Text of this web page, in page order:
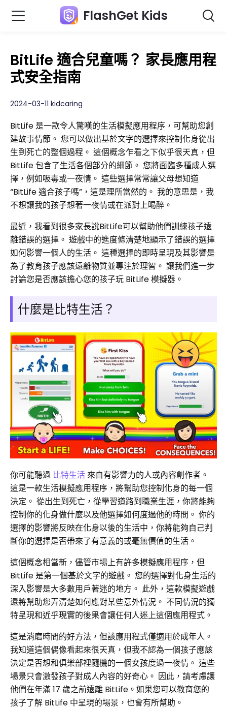
FlashGet Kids
BitLife 適合兒童嗎？ 家長應用程
式安全指南
2024-03-11 kidcaring
BitLife 是一款令人驚嘆的生活模擬應用程序，可幫助您創
建故事情節。 您可以做出基於文字的選擇來控制化身從出
生到死亡的整個過程。 這個概念乍看之下似乎很天真，但
BitLife 包含了生活各個部分的細節。 您將面臨多種成人選
擇，例如吸毒或一夜情。 這些選擇常常讓父母想知道
“BitLife 適合孩子嗎”，這是理所當然的。 我的意思是，我
不想讓我的孩子想著一夜情或在派對上喝醉。
最近，我看到很多家長說BitLife可以幫助他們訓練孩子遠
離錯誤的選擇。 遊戲中的進度條清楚地顯示了錯誤的選擇
如何影響一個人的生活。 這種選擇的即時呈現及其影響是
為了教育孩子應該遠離物質並專注於理智。 讓我們進一步
討論您是否應該擔心您的孩子玩 BitLife 模擬器。
什麼是比特生活？
你可能聽過 比特生活 來自有影響力的人或內容創作者。
這是一款生活模擬應用程序，將幫助您控制化身的每一個
決定。 從出生到死亡，從學習道路到職業生涯，你將能夠
控制你的化身做什麼以及他選擇如何度過他的時間。 你的
選擇的影響將反映在化身以後的生活中，你將能夠自己判
斷你的選擇是否帶來了有意義的或毫無價值的生活。
這個概念相當新，儘管市場上有許多模擬應用程序，但
BitLife 是第一個基於文字的遊戲。 您的選擇對化身生活的
深入影響是大多數用戶著迷的地方。 此外，這款模擬遊戲
還將幫助您弄清楚如何應對某些意外情況。 不同情況的獨
特呈現和近乎現實的後果會讓任何人迷上這個應用程式。
這是消磨時間的好方法，但該應用程式僅適用於成年人。
我知道這個偶像看起來很天真，但我不認為一個孩子應該
決定是否想和俱樂部裡隨機的一個女孩度過一夜情。 這些
場景只會激發孩子對成人內容的好奇心。 因此，請考慮讓
他們在年滿 17 歲之前遠離 BitLife。如果您可以教育您的
孩子了解 BitLife 中呈現的場景，也會有所幫助。